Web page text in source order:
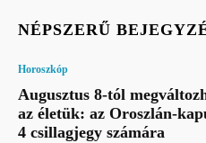
NÉPSZERŰ
Horoszkóp
Augusztus 8-tól
az életük: az Oroszlán-
4 csillagjegy számára